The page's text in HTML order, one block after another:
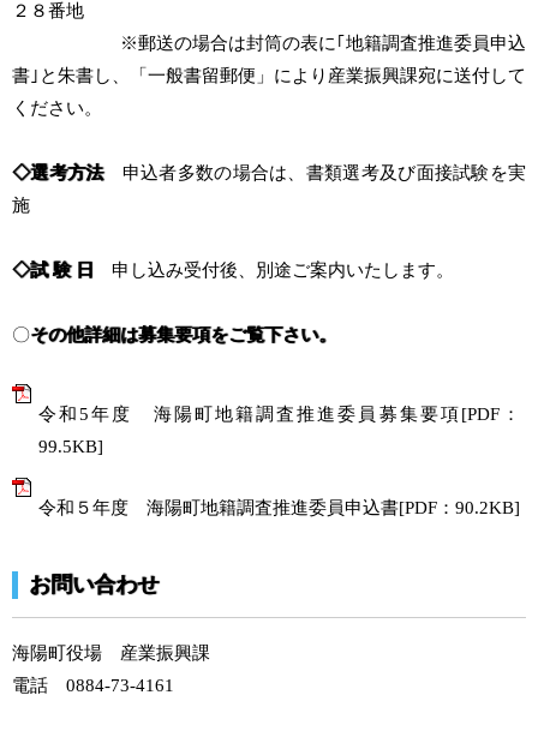
２８番地
※郵送の場合は封筒の表に｢地籍調査推進委員申込
書｣と朱書し、「一般書留郵便」により産業振興課宛に送付して
ください。
◇選考方法申込者多数の場合は、書類選考及び面接試験を実
施
◇試 験 日 申し込み受付後、別途ご案内いたします。
〇その他詳細は募集要項をご覧下さい。
令和5年度 海陽町地籍調査推進委員募集要項[PDF：
99.5KB]
令和５年度 海陽町地籍調査推進委員申込書[PDF：90.2KB]
お問い合わせ
海陽町役場 産業振興課
電話 0884-73-4161